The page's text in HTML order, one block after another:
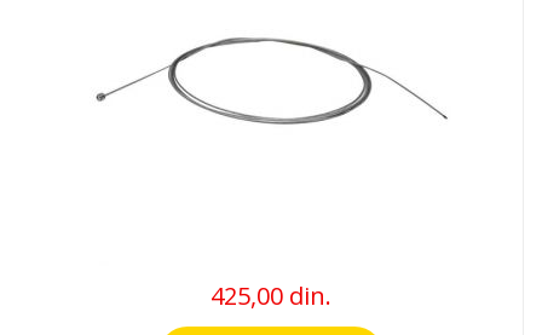
425,00 din.